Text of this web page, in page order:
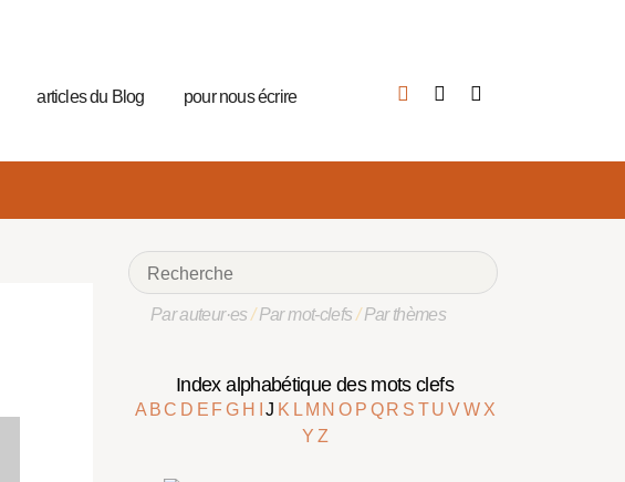
articles du Blog pour nous écrire
Par auteur·es/Par mot-clefs/Par thèmes
Index alphabétique des mots clefs
A BC D E FG H IJ K L M NO P Q R S TUVW X
Y Z